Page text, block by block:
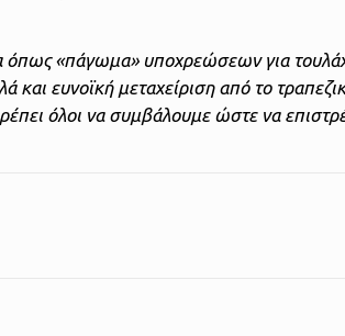
όπως «πάγωμα» υποχρεώσεων για
ευνοϊκή μεταχείριση από το
όλοι να συμβάλουμε ώστε να